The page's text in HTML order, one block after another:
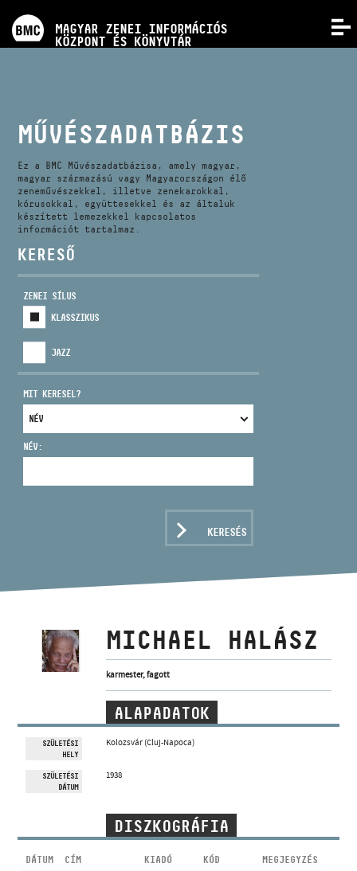
MAGYAR ZENEI INFORMÁCIÓS
KÖZPONT ÉS KÖNYVTÁR
KÉPZÉSEK
KIADVÁNYOK
RÓLUNK
KAPCSOLAT
VIDEÓ GALÉRIA
NYITVA TARTÁS
MŰVÉSZADATBÁZIS
ZENEMŰ-ADATBÁZIS
MŰVÉSZADATBÁZIS
Ez a BMC Művészadatbázisa, amely magyar,
magyar származású vagy Magyarországon élő
zeneművészekkel, illetve zenekarokkal,
kórusokkal, együttesekkel és az általuk
készített lemezekkel kapcsolatos
információt tartalmaz.
KERESŐ
ZENEI SÍLUS
KLASSZIKUS
JAZZ
MIT KERESEL?
NÉV:
KERESÉS
MICHAEL HALÁSZ
karmester, fagott
ALAPADATOK
SZÜLETÉSI
HELY
Kolozsvár (Cluj-Napoca)
SZÜLETÉSI
DÁTUM
1938
DISZKOGRÁFIA
DÁTUM CÍM KIADÓ KÓD MEGJEGYZÉS